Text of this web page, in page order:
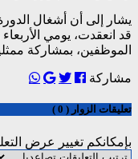
يشار إلى أن أشغال الدورة
قد انعقدت، يومي
الموظفين، بمشاركة
مشاركة
تعليقات الزوار ( 0 )
بإمكانكم تغيير عرض